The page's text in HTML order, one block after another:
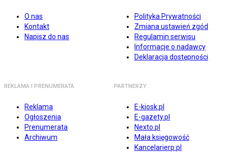
O nas
Kontakt
Napisz do nas
Polityka Prywatności
Zmiana ustawień zgód
Regulamin serwisu
Informacje o nadawcy
Deklaracja dostępności
REKLAMA I PRENUMERATA
Reklama
Ogłoszenia
Prenumerata
Archiwum
PARTNERZY
E-kiosk.pl
E-gazety.pl
Nexto.pl
Mała księgowość
Kancelarierp.pl